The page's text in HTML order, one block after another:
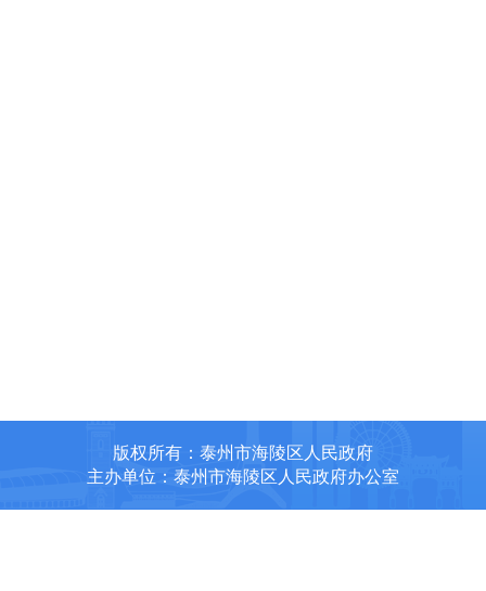
版权所有：泰州市海陵区人民政府
主办单位：泰州市海陵区人民政府办公室